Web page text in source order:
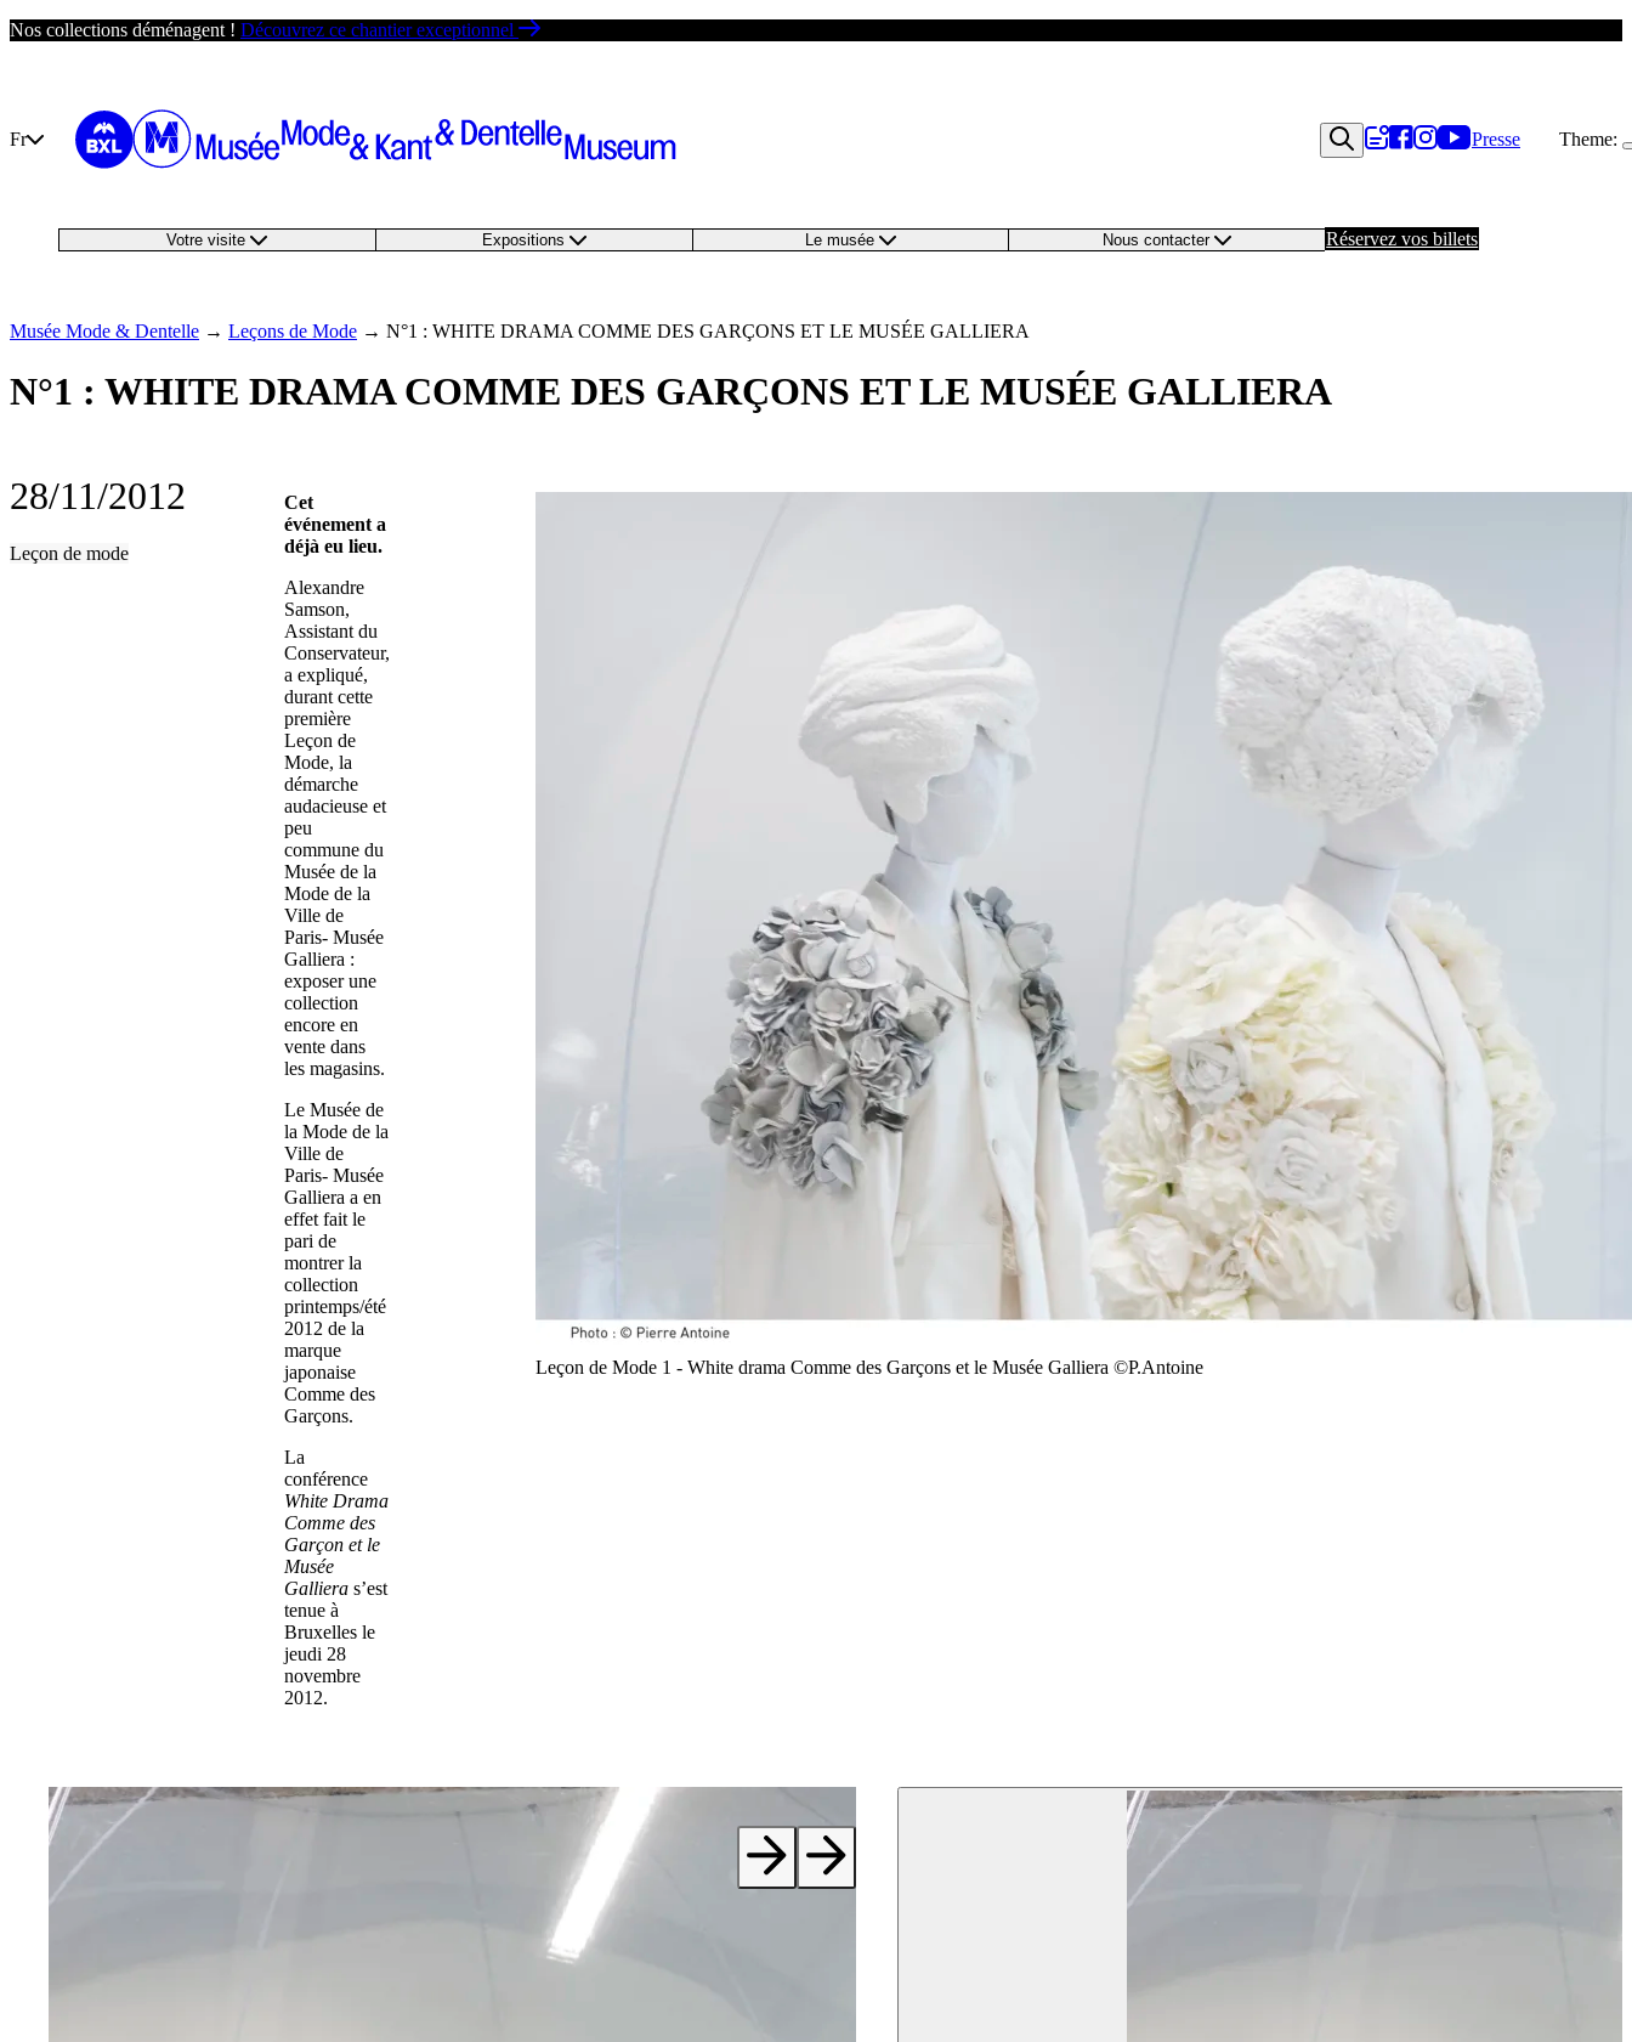
Passer
Nos collections déménagent ! Découvrez ce chantier exceptionnel
Fr Presse
Votre visite Expositions Le musée Nous contacter Réservez vos billets
Theme:
Musée Mode & Dentelle → Leçons de Mode → N°1 : WHITE DRAMA COMME DES GARÇONS ET LE MUSÉE GALLIERA
N°1 : WHITE DRAMA COMME DES GARÇONS ET LE MUSÉE GALLIERA
28/11/2012
Leçon de mode
Cet
événement a
déjà eu lieu.
Alexandre
Samson,
Assistant du
Conservateur,
a expliqué,
durant cette
première
Leçon de
Mode, la
démarche
audacieuse et
peu
commune du
Musée de la
Mode de la
Ville de
Paris- Musée
Galliera :
exposer une
collection
encore en
vente dans
les magasins.
Le Musée de
la Mode de la
Ville de
Paris- Musée
Galliera a en
effet fait le
pari de
montrer la
collection
printemps/été
2012 de la
marque
japonaise
Comme des
Garçons.
La
conférence
White Drama
Comme des
Garçon et le
Musée
Gallieras’est
tenue à
Bruxelles le
jeudi 28
novembre
2012.
Leçon de Mode 1 - White drama Comme des Garçons et le Musée Galliera ©P.Antoine